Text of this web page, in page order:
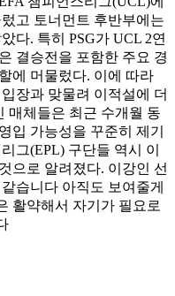
고 토너먼트 후반부에는
다. 특히 PSG가 UCL 2연
결승전을 포함한 주요 경
에 머물렀다. 이에 따라
장과 맞물려 이적설에 더
매체들은 최근 수개월 동
입 가능성을 꾸준히 제기
그(EPL) 구단들 역시 이
으로 알려졌다. 이강인 선
습니다 아직도 보여줄게
활약해서 자기가 필요로